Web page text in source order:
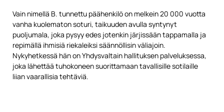
Vain nimellä B. tunnettu päähenkilö on melkein 20 000 vuotta
vanha kuolematon soturi, taikuuden avulla syntynyt
puoljumala, joka pysyy edes jotenkin järjissään tappamalla ja
repimällä ihmisiä riekaleiksi säännöllisin väliajoin.
Nykyhetkessä hän on Yhdysvaltain hallituksen palveluksessa,
joka lähettää tuhokoneen suorittamaan tavallisille sotilaille
liian vaarallisia tehtäviä.